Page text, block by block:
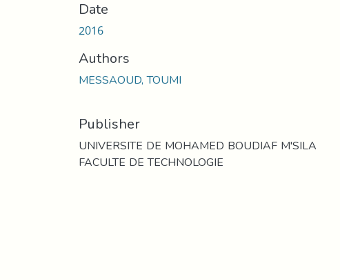
Date
2016
Authors
MESSAOUD, TOUMI
Publisher
UNIVERSITE DE MOHAMED BOUDIAF M'SILA
FACULTE DE TECHNOLOGIE